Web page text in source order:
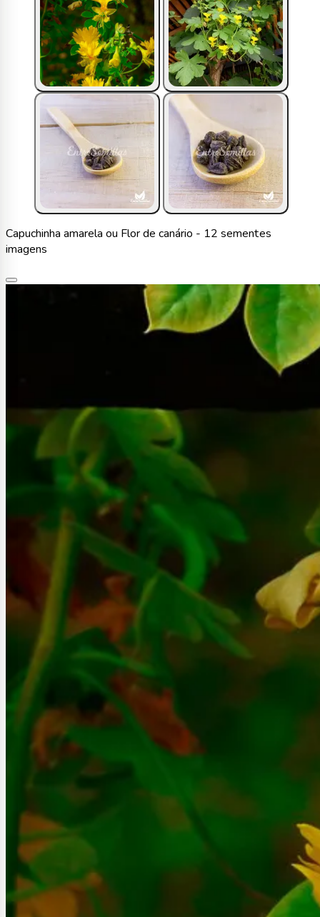
Capuchinha amarela ou Flor de canário - 12 sementes
imagens